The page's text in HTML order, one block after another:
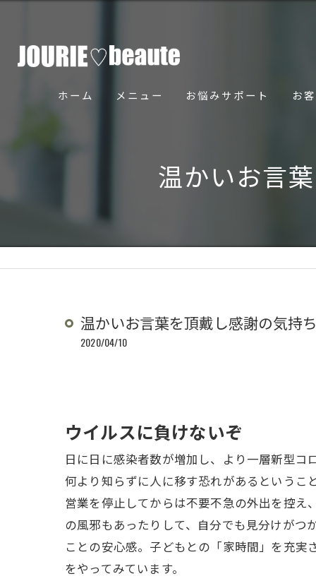
ホーム メニュー お悩みサポート お
温かいお言
温かいお言葉を頂戴し感謝の気持
2020/04/10
ウイルスに負けないぞ
日に日に感染者数が増加し、より一層新型コ
何より知らずに人に移す恐れがあるということ
営業を停止してからは不要不急の外出を控
の風邪もあったりして、自分でも見分けがつ
ことの安心感。子どもとの「家時間」を充
をやってみています。